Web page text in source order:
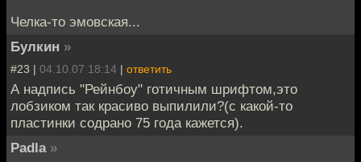
Челка-то эмовская...
Булкин »
#23 | 04.10.07 18:14 | ответить
А надпись "Рейнбоу" готичным шрифтом,это
лобзиком так красиво выпилили?(с какой-то
пластинки содрано 75 года кажется).
Padla »